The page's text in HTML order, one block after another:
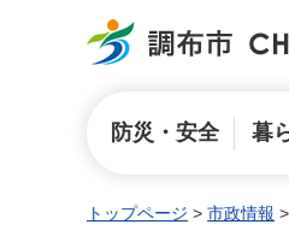
調布市
防災・安全 暮
トップページ > 市政情報 >